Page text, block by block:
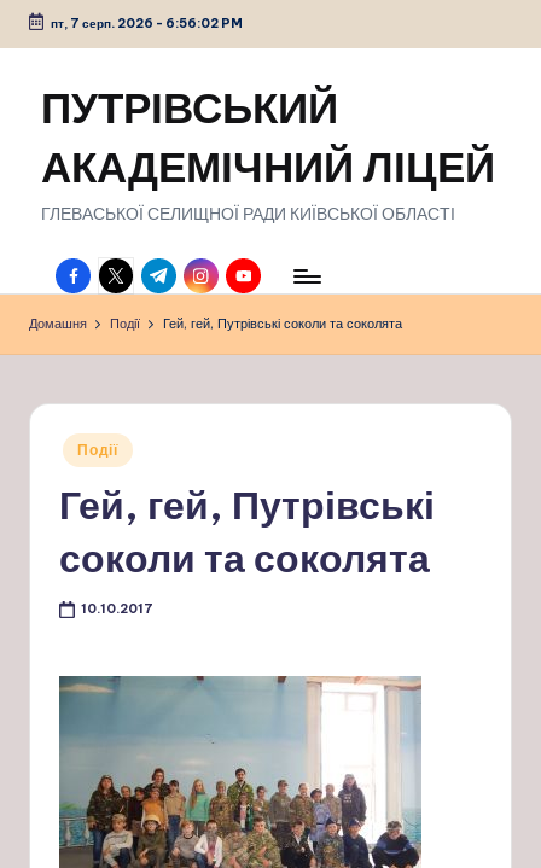
Перейти
пт, 7 серп. 2026 - 6:56:03 PM
ПУТРІВСЬКИЙ
АКАДЕМІЧНИЙ ЛІЦЕЙ
ГЛЕВАСЬКОЇ СЕЛИЩНОЇ РАДИ КИЇВСЬКОЇ ОБЛАСТІ
facebook.com
twitter.com
t.me instagram.com
youtube.com
Домашня Події Гей, гей, Путрівські соколи та соколята
Опубліковано
Події
Гей, гей, Путрівські
соколи та соколята
10.10.2017